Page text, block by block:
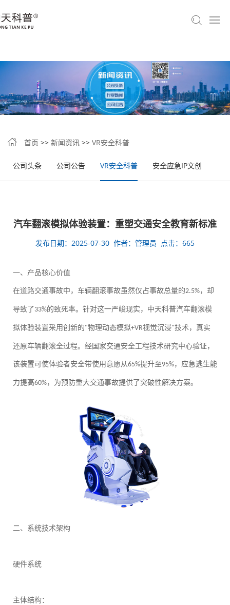
首页 >> 新闻资讯 >> VR安全科普
公司头条 公司公告 VR安全科普 安全应急IP文创
汽车翻滚模拟体验装置：重塑交通安全教育新标准
发布日期：2025-07-30 作者：管理员 点击：665
一、产品核心价值
在道路交通事故中，车辆翻滚事故虽然仅占事故总量的2.5%，却
导致了 33%的致死率。针对这一严峻现实，中天科普汽车翻滚模
拟体验装置采用创新的"物理动态模拟+VR视觉沉浸"技术，真实
还原车辆翻滚全过程。经国家交通安全工程技术研究中心验证，
该装置可使体验者安全带使用意愿从65%提升至95%，应急逃生能
力提高60%，为预防重大交通事故提供了突破性解决方案。
二、系统技术架构
硬件系统
主体结构：